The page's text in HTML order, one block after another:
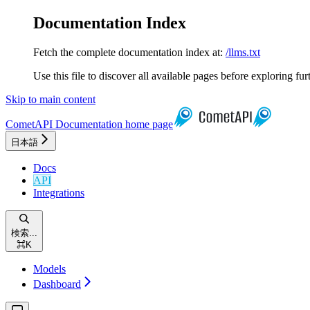
Documentation Index
Fetch the complete documentation index at: /llms.txt
Use this file to discover all available pages before exploring
Skip to main content
CometAPI Documentation home page
日本語
Docs
API
Integrations
検索...
⌘K
Models
Dashboard